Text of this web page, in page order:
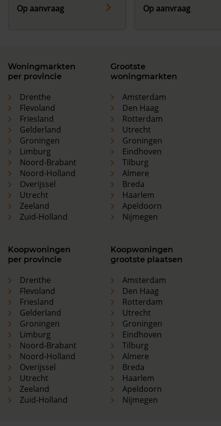
Op aanvraag
Op aanvraag
Woningmarkten
per provincie
Drenthe
Flevoland
Friesland
Gelderland
Groningen
Limburg
Noord-Brabant
Noord-Holland
Overijssel
Utrecht
Zeeland
Zuid-Holland
Grootste
woningmarkten
Amsterdam
Den Haag
Rotterdam
Utrecht
Groningen
Eindhoven
Tilburg
Almere
Breda
Haarlem
Apeldoorn
Nijmegen
Koopwoningen
per provincie
Drenthe
Flevoland
Friesland
Gelderland
Groningen
Limburg
Noord-Brabant
Noord-Holland
Overijssel
Utrecht
Zeeland
Zuid-Holland
Koopwoningen
grootste plaatsen
Amsterdam
Den Haag
Rotterdam
Utrecht
Groningen
Eindhoven
Tilburg
Almere
Breda
Haarlem
Apeldoorn
Nijmegen